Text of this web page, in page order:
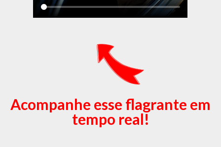
Acompanhe esse flagrante em
tempo real!